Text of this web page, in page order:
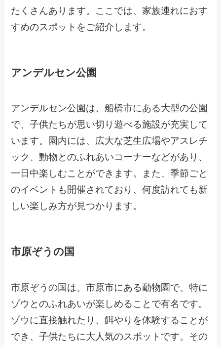
たくさんあります。ここでは、家族連れにおす
すめのスポットをご紹介します。
アンデルセン公園
アンデルセン公園は、船橋市にある大型の公園
で、子供たちが思い切り遊べる施設が充実して
います。園内には、広大な芝生広場やアスレチ
ック、動物とのふれあいコーナーなどがあり、
一日中楽しむことができます。また、季節ごと
のイベントも開催されており、何度訪れても新
しい楽しみ方が見つかります。
市原ぞうの国
市原ぞうの国は、市原市にある動物園で、特に
ゾウとのふれあいが楽しめることで有名です。
ゾウに直接触れたり、餌やりを体験することが
でき、子供たちに大人気のスポットです。その